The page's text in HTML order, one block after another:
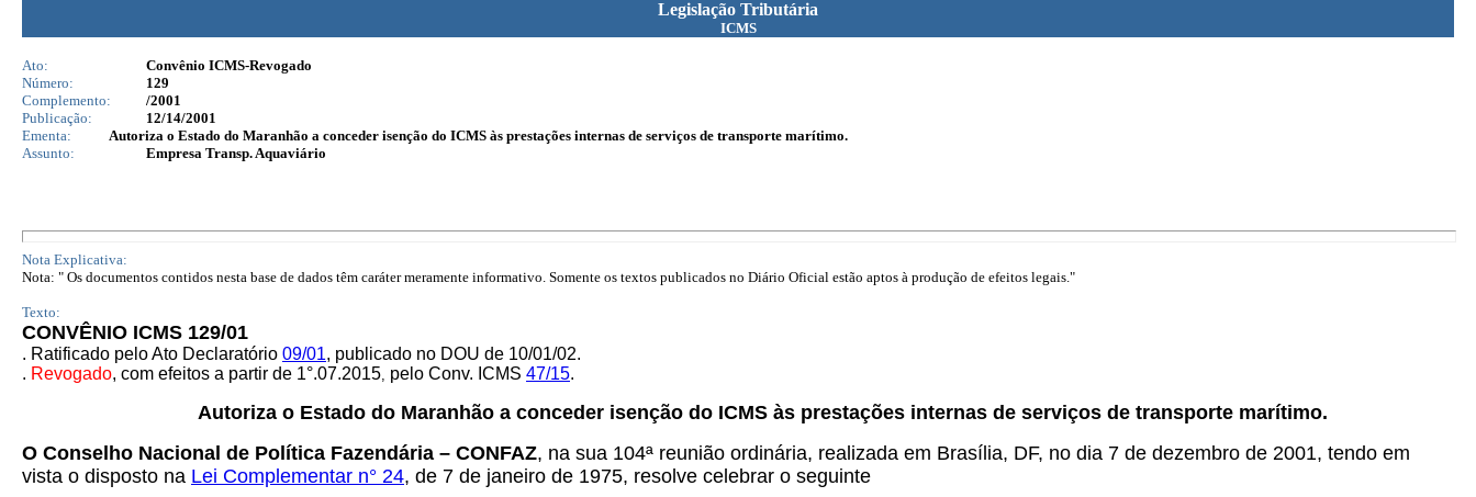
Legislação Tributária
ICMS
Ato:
Convênio ICMS-Revogado
Número:
129
Complemento:
/2001
Publicação:
12/14/2001
Ementa:
Autoriza o Estado do Maranhão a conceder isenção do ICMS às prestações internas de serviços de transporte marítimo.
Assunto:
Empresa Transp. Aquaviário
Nota Explicativa:
Nota: " Os documentos contidos nesta base de dados têm caráter meramente informativo. Somente os textos publicados no Diário Oficial estão aptos à produção de efeitos legais."
Texto:
CONVÊNIO ICMS 129/01
. Ratificado pelo Ato Declaratório 09/01, publicado no DOU de 10/01/02.
. Revogado, com efeitos a partir de 1°.07.2015, pelo Conv. ICMS 47/15.
Autoriza o Estado do Maranhão a conceder isenção do ICMS às prestações internas de serviços de transporte marítimo.
O Conselho Nacional de Política Fazendária – CONFAZ, na sua 104ª reunião ordinária, realizada em Brasília, DF, no dia 7 de dezembro de 2001, tendo em
vista o disposto na Lei Complementar n° 24, de 7 de janeiro de 1975, resolve celebrar o seguinte